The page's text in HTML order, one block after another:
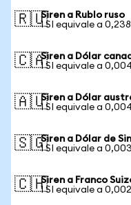
🇷🇺Siren a Rublo ruso
1 SI equivale a
🇨🇦Siren a Dólar
1 SI equivale a
🇦🇺Siren a Dólar
1 SI equivale a
🇸🇬Siren a Dólar de
1 SI equivale a
🇨🇭Siren a Franco
1 SI equivale a